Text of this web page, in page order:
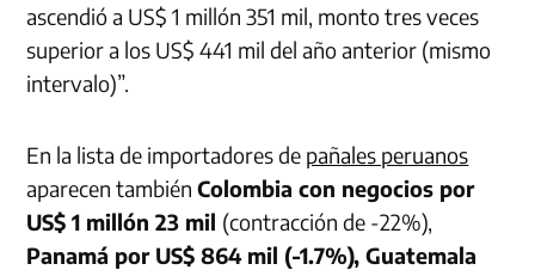
ascendió a US$ 1 millón 351 mil, monto tres veces
superior a los US$ 441 mil del año anterior (mismo
intervalo)”.
En la lista de importadores de pañales peruanos
aparecen tambiénColombia con negocios por
US$ 1 millón 23 mil (contracción de -22%),
Panamá por US$ 864 mil (-1.7%), Guatemala